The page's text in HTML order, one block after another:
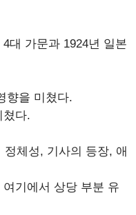
대 가문과 1924년 일본
향을 미쳤다.
쳤다.
체성, 기사의 등장, 애
기에서 상당 부분 유